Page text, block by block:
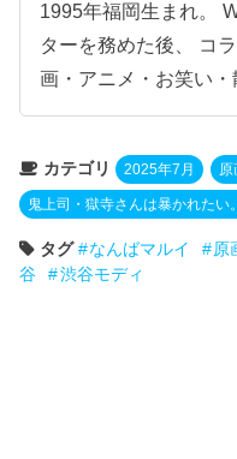
1995年福岡生まれ。
ターを務めた後、 コ
画・アニメ・お笑い・
カテゴリ 2025年7月 原
鬼上司・獄寺さんは暴かれたい。
タグ なんばマルイ 原
谷
渋谷モディ